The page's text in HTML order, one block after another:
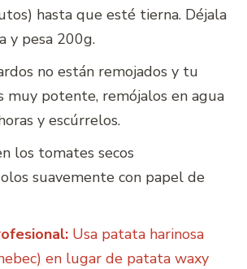
hasta que esté tierna. Déjala
y pesa 200g.
no están remojados y tu
muy potente, remójalos en agua
y escúrrelos.
los tomates secos
suavemente con papel de
Usa patata harinosa
en lugar de patata waxy